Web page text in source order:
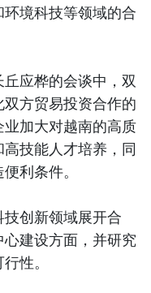
境科技等领域的合
应桦的会谈中，双
方贸易投资合作的
加大对越南的高质
技能人才培养，同
利条件。
创新领域展开合
建设方面，并研究
性。